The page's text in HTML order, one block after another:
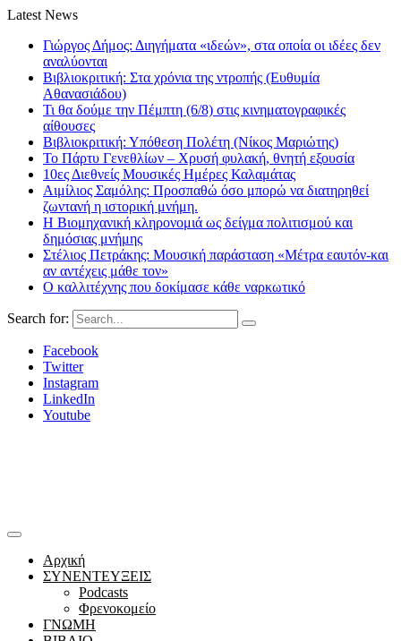
Latest News
Γιώργος Δήμος: Διηγήματα «ιδεών», στα οποία οι ιδέες δεν
αναλύονται
Βιβλιοκριτική: Στα χρόνια της ντροπής (Ευθυμία
Αθανασιάδου)
Τι θα δούμε την Πέμπτη (6/8) στις κινηματογραφικές
αίθουσες
Βιβλιοκριτική: Υπόθεση Πολέτη (Νίκος Μαριώτης)
Το Πάρτυ Γενεθλίων – Χρυσή φυλακή, θνητή εξουσία
10ες Διεθνείς Μουσικές Ημέρες Καλαμάτας
Αιμίλιος Σαμόλης: Προσπαθώ όσο μπορώ να διατηρηθεί
ζωντανή η ιστορική μνήμη.
Η Βιομηχανική κληρονομιά ως δείγμα πολιτισμού και
δημόσιας μνήμης
Στέλιος Πετράκης: Μουσική παράσταση «Μέτρα εαυτόν-και
αν αντέχεις μάθε τον»
Ο καλλιτέχνης που δοκίμασε κάθε ναρκωτικό
Search for:
Facebook
Twitter
Instagram
LinkedIn
Youtube
Αρχική
ΣΥΝΕΝΤΕΥΞΕΙΣ
Podcasts
Φρενοκομείο
ΓΝΩΜΗ